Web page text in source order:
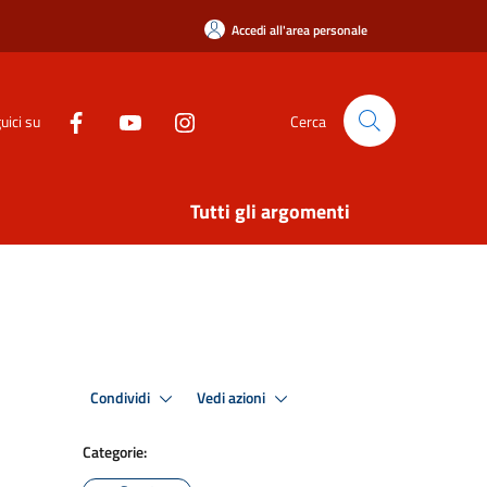
Accedi all'area personale
su Cerca
Tutti gli argomenti
Condividi Vedi azioni
Categorie: